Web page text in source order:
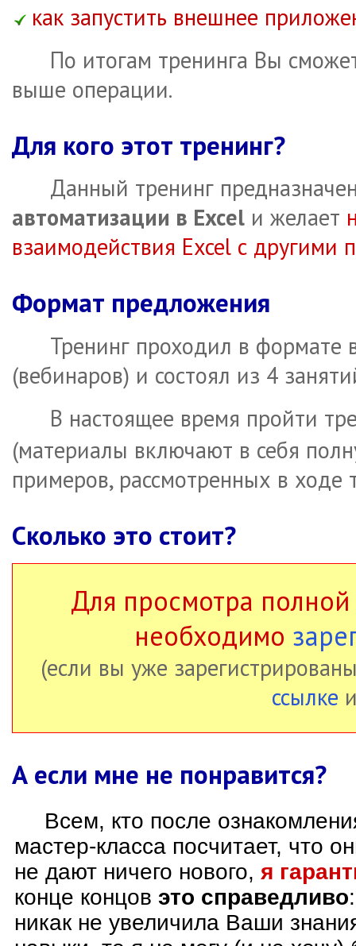
как запустить внешнее
По итогам тренинга Вы
выше операции.
Для кого этот тренинг?
Данный тренинг
автоматизации в Excel и желает
взаимодействия Excel с другими
Формат предложения
Тренинг проходил в формате
(вебинаров) и состоял из 4
В настоящее время пройти
(материалы включают в себя
примеров, рассмотренных в ходе
Сколько это стоит?
Для просмотра
необходимо
(если вы уже
ссылке
А если мне не понравится?
Всем, кто после
мастер-класса посчитает, что
не дают ничего нового, я
конце концов это справедливо
никак не увеличила Ваши